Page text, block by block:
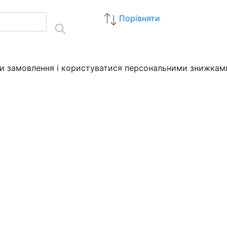
Порівняти
замовлення і користуватися персональними